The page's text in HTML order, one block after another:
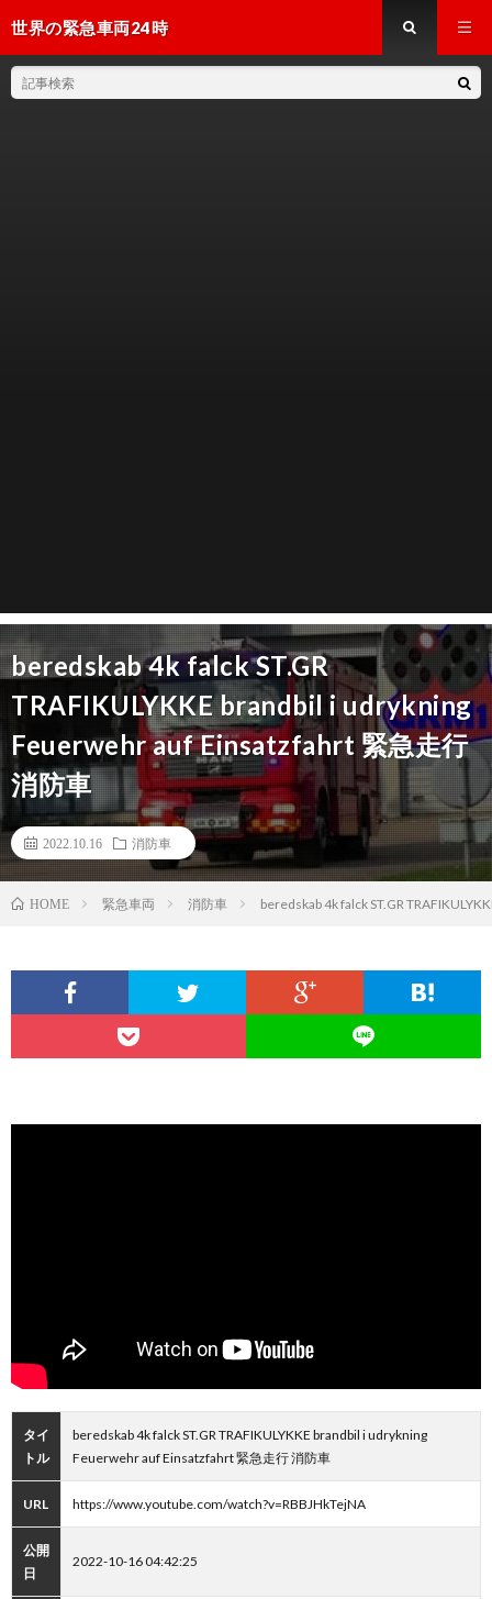
世界の緊急車両24時
beredskab 4k falck ST.GR
TRAFIKULYKKE brandbil i udrykning
Feuerwehr auf Einsatzfahrt 緊急走行
消防車
2022.10.16 消防車
HOME 緊急車両 消防車 beredskab 4k falck ST.GR
タイ
トル
beredskab 4k falck ST.GR TRAFIKULYKKE brandbil i udrykning
Feuerwehr auf Einsatzfahrt 緊急走行 消防車
URL https://www.youtube.com/watch?v=RBBJHkTejNA
公開
日
2022-10-16 04:42:25